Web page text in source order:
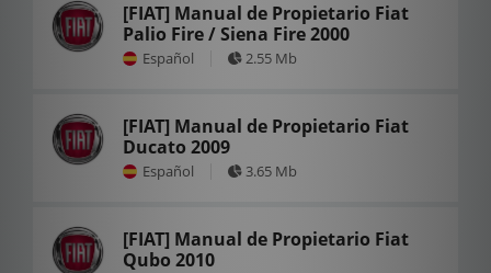
[FIAT] Manual de Propietario Fiat
Palio Fire / Siena Fire 2000
Español 2.55 Mb
[FIAT] Manual de Propietario Fiat
Ducato 2009
Español 3.65 Mb
[FIAT] Manual de Propietario Fiat
Qubo 2010